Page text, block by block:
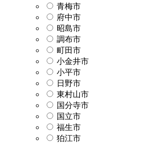
青梅市
府中市
昭島市
調布市
町田市
小金井市
小平市
日野市
東村山市
国分寺市
国立市
福生市
狛江市